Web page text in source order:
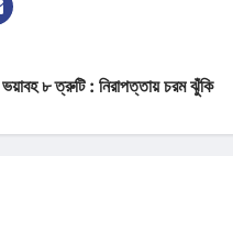
ভয়াবহ ৮ ত্রুটি : নিরাপত্তায় চরম ঝুঁকি